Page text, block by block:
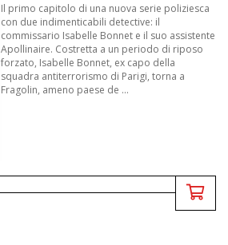
Il primo capitolo di una nuova serie poliziesca
con due indimenticabili detective: il
commissario Isabelle Bonnet e il suo assistente
Apollinaire. Costretta a un periodo di riposo
forzato, Isabelle Bonnet, ex capo della
squadra antiterrorismo di Parigi, torna a
Fragolin, ameno paese de ...